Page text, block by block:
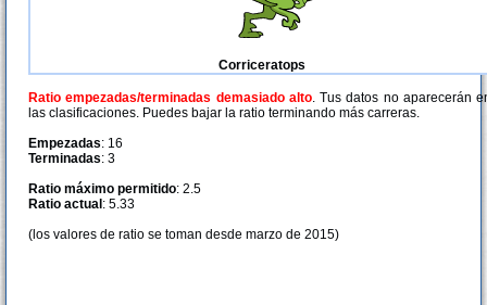
Corriceratops
Ratio empezadas/terminadas demasiado alto. Tus datos no aparecerán
las clasificaciones. Puedes bajar la ratio terminando más carreras.
Empezadas: 16
Terminadas: 3
Ratio máximo permitido: 2.5
Ratio actual : 5.33
(los valores de ratio se toman desde marzo de 2015)